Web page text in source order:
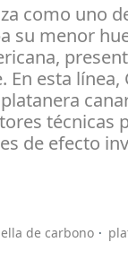
como uno
su menor
esta línea,
técnicas
de efecto
de carbono